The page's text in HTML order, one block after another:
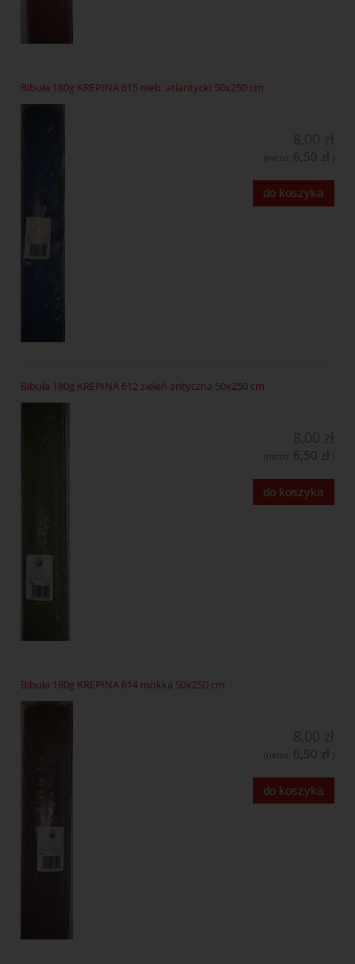
Bibuła 180g KREPINA 615 nieb. atlantycki 50x250 cm
(netto: 6,50 zł )
do koszyka
Bibuła 180g KREPINA 612 zieleń antyczna 50x250 cm
(netto: 6,50 zł )
do koszyka
Bibuła 180g KREPINA 614 mokka 50x250 cm
(netto: 6,50 zł )
do koszyka